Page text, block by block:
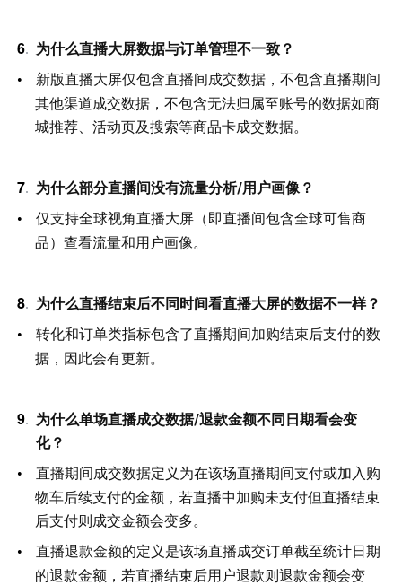
为什么直播大屏数据与订单管理不一致？
新版直播大屏仅包含直播间成交数据，不包含直播期间
其他渠道成交数据，不包含无法归属至账号的数据如商
城推荐、活动页及搜索等商品卡成交数据。
为什么部分直播间没有流量分析/用户画像？
仅支持全球视角直播大屏（即直播间包含全球可售商
品）查看流量和用户画像。
为什么直播结束后不同时间看直播大屏的数据不一样？
转化和订单类指标包含了直播期间加购结束后支付的数
据，因此会有更新。
为什么单场直播成交数据/退款金额不同日期看会变
化？
直播期间成交数据定义为在该场直播期间支付或加入购
物车后续支付的金额，若直播中加购未支付但直播结束
后支付则成交金额会变多。
直播退款金额的定义是该场直播成交订单截至统计日期
的退款金额，若直播结束后用户退款则退款金额会变